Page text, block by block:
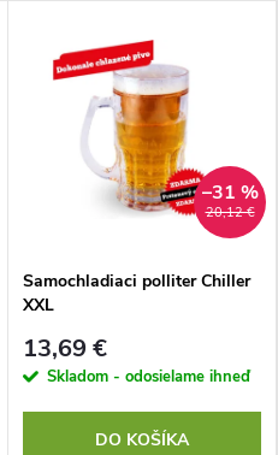
20,12 €
–31 %
Samochladiaci polliter Chiller
XXL
13,69 €
Skladom - odosielame ihneď
DO KOŠÍKA